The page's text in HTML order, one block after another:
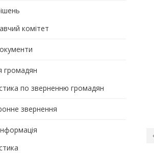
комітет
громадян
по зверненню громадян
звернення